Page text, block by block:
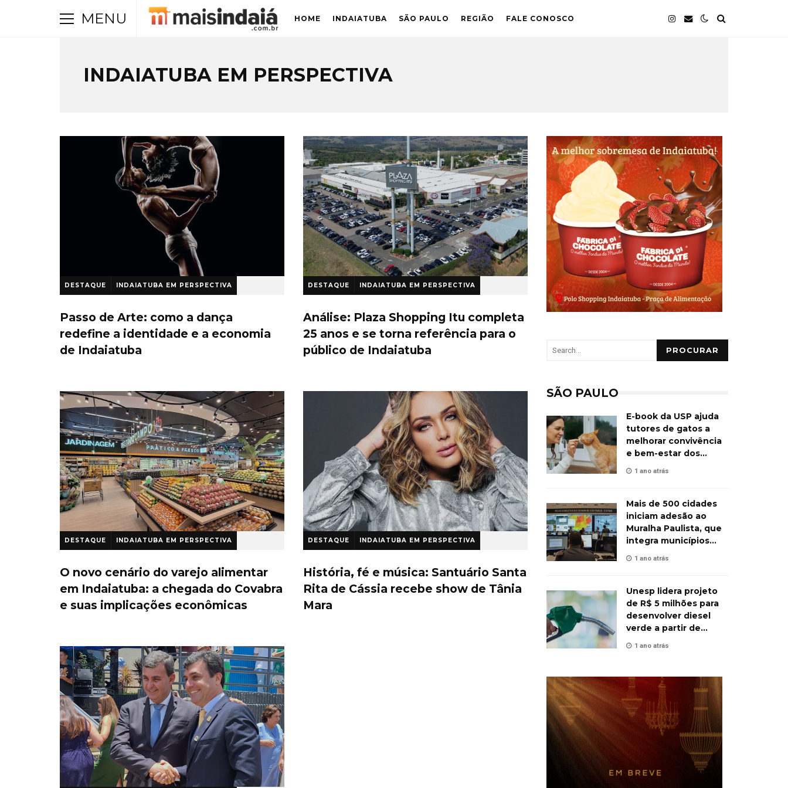
MENU HOME INDAIATUBA SÃO PAULO REGIÃO FALE CONOSCO
INDAIATUBA EM PERSPECTIVA
DESTAQUE INDAIATUBA EM PERSPECTIVA
Passo de Arte: como a dança
redefine a identidade e a economia
de Indaiatuba
DESTAQUE INDAIATUBA EM PERSPECTIVA
Análise: Plaza Shopping Itu completa
25 anos e se torna referência para o
público de Indaiatuba
DESTAQUE INDAIATUBA EM PERSPECTIVA
O novo cenário do varejo alimentar
em Indaiatuba: a chegada do Covabra
e suas implicações econômicas
DESTAQUE INDAIATUBA EM PERSPECTIVA
História, fé e música: Santuário Santa
Rita de Cássia recebe show de Tânia
Mara
PROCURAR
SÃO PAULO
E-book da USP ajuda
tutores de gatos a
melhorar convivência
e bem-estar dos
animais
1 ano atrás
Mais de 500 cidades
iniciam adesão ao
Muralha Paulista, que
integra municípios
contra o crime
1 ano atrás
Unesp lidera projeto
de R$ 5 milhões para
desenvolver diesel
verde a partir de
biomassa
1 ano atrás